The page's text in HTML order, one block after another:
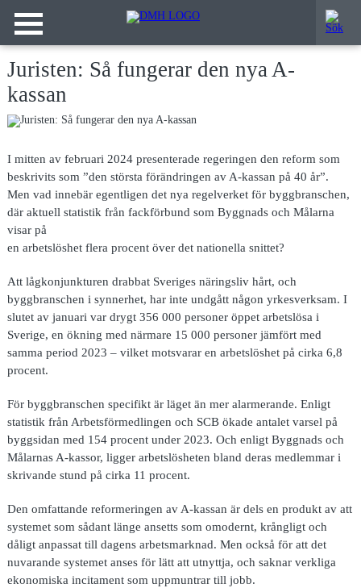
Juristen: Så fungerar den nya A-
kassan
I mitten av februari 2024 presenterade regeringen den reform som
beskrivits som ”den största förändringen av A-kassan på 40 år”.
Men vad innebär egentligen det nya regelverket för byggbranschen,
där aktuell statistik från fackförbund som Byggnads och Målarna
visar på
en arbetslöshet flera procent över det nationella snittet?
Att lågkonjunkturen drabbat Sveriges näringsliv hårt, och
byggbranschen i synnerhet, har inte undgått någon yrkesverksam. I
slutet av januari var drygt 356 000 personer öppet arbetslösa i
Sverige, en ökning med närmare 15 000 personer jämfört med
samma period 2023 – vilket motsvarar en arbetslöshet på cirka 6,8
procent.
För byggbranschen specifikt är läget än mer alarmerande. Enligt
statistik från Arbetsförmedlingen och SCB ökade antalet varsel på
byggsidan med 154 procent under 2023. Och enligt Byggnads och
Målarnas A-kassor, ligger arbetslösheten bland deras medlemmar i
skrivande stund på cirka 11 procent.
Den omfattande reformeringen av A-kassan är dels en produkt av att
systemet som sådant länge ansetts som omodernt, krångligt och
dåligt anpassat till dagens arbetsmarknad. Men också för att det
nuvarande systemet anses för lätt att utnyttja, och saknar verkliga
ekonomiska incitament som uppmuntrar till jobb.